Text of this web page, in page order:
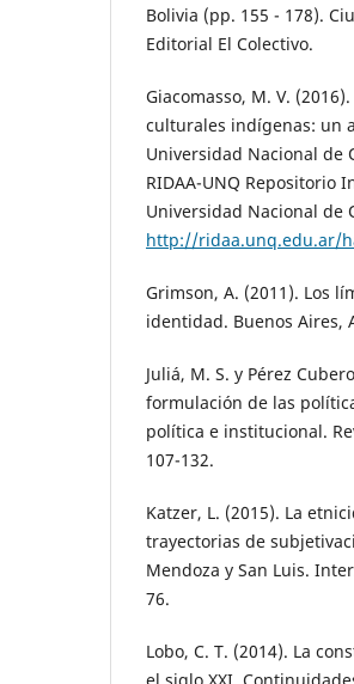
Bolivia (pp. 155 - 178).
Editorial El Colectivo.
Giacomasso, M. V.
culturales indígenas: un
Universidad Nacional de
RIDAA-UNQ Repositorio
Universidad Nacional de
http://ridaa.unq.edu.ar/
Grimson, A. (2011). Los
identidad. Buenos Aires,
Juliá, M. S. y Pérez
formulación de las
política e institucional.
107-132.
Katzer, L. (2015). La
trayectorias de
Mendoza y San Luis.
76.
Lobo, C. T. (2014). La